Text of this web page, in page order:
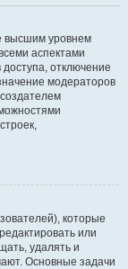
высшим уровнем
аспектами
отключение
модераторов
которые
или
удалять и
Основные задачи